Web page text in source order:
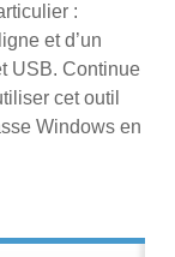
:
et d’un
USB. Continue
cet outil
Windows en